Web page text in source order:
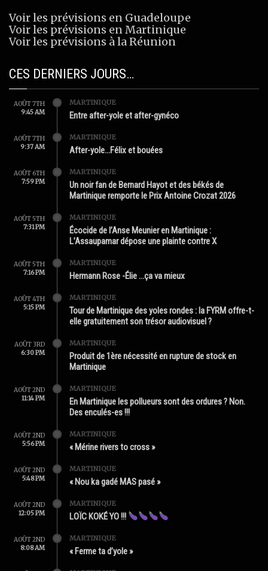
Voir les prévisions en Guadeloupe
Voir les prévisions en Martinique
Voir les prévisions à la Réunion
CES DERNIERS JOURS…
AOÛT 7TH
9:45 AM
MARTINIQUE
Entre after-yole et after-gynéco
AOÛT 7TH
9:37 AM
MARTINIQUE
After-yole…Félix et bouées
AOÛT 6TH
7:59 PM
MARTINIQUE
Un noir fan de Bernard Hayot et des békés de
Martinique remporte le Prix Antoine Crozat 2026
AOÛT 5TH
7:31 PM
MARTINIQUE
Écocide de l’Anse Meunier en Martinique :
L’Assaupamar dépose une plainte contre X
AOÛT 5TH
7:16 PM
MARTINIQUE
Hermann Rose -Élie …ça va mieux
AOÛT 4TH
5:15 PM
MARTINIQUE
Tour de Martinique des yoles rondes : la FYRM offre-t-
elle gratuitement son trésor audiovisuel ?
AOÛT 3RD
6:30 PM
MARTINIQUE
Produit de 1ère nécessité en rupture de stock en
Martinique
AOÛT 2ND
11:14 PM
MARTINIQUE
En Martinique les pollueurs sont des ordures ? Non.
Des enculés-es !!!
AOÛT 2ND
5:56 PM
MARTINIQUE
« Mérine rivers to cross »
AOÛT 2ND
5:48 PM
MARTINIQUE
« Nou ka gadé MAS pasé »
AOÛT 2ND
12:05 PM
MARTINIQUE
LOÏC KOKÉ YO !!!
AOÛT 2ND
8:08 AM
MARTINIQUE
« Ferme ta d’yole »